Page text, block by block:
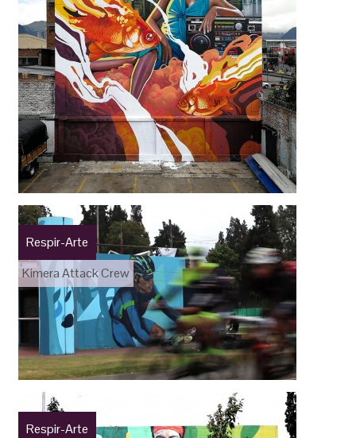
Respir-Arte
Kimera Attack Crew
Respir-Arte